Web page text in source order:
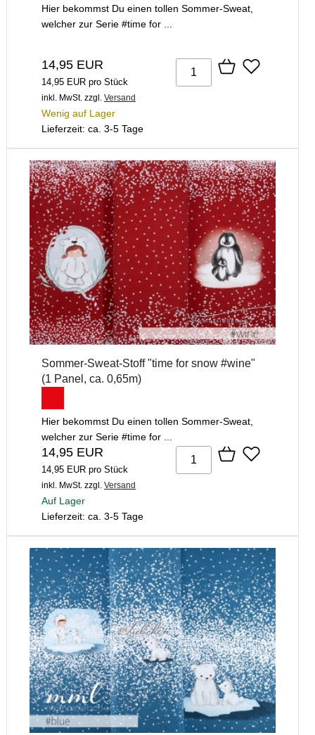
Hier bekommst Du einen tollen Sommer-Sweat,
welcher zur Serie #time for ...
14,95 EUR
14,95 EUR pro Stück
inkl. MwSt. zzgl. Versand
Wenig auf Lager
Lieferzeit: ca. 3-5 Tage
Sommer-Sweat-Stoff "time for snow #wine"
(1 Panel, ca. 0,65m)
Hier bekommst Du einen tollen Sommer-Sweat,
welcher zur Serie #time for ...
14,95 EUR
14,95 EUR pro Stück
inkl. MwSt. zzgl. Versand
Auf Lager
Lieferzeit: ca. 3-5 Tage